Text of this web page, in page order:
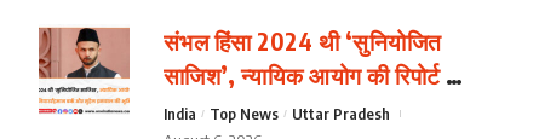
संभल हिंसा 2024 थी ‘सुनियोजित
साजिश’, न्यायिक आयोग की रिपोर्ट में
सपा सांसद जियाउर्रहमान बर्क और
India Top News
Uttar Pradesh